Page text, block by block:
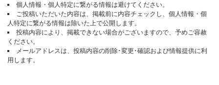
個人情報・個人特定に繋がる情報は避けてください。
ご投稿いただいた内容は、掲載前に内容チェックし、個人情報・個
人特定に繋がる情報は除いた上で公開します。
投稿内容により、掲載できない場合がございますので、予めご容赦
ください。
メールアドレスは、投稿内容の削除･変更･確認および情報提供に利
用します。